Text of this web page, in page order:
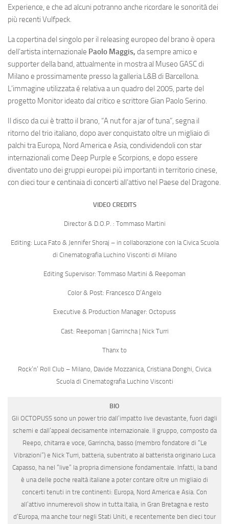
Experience, e che ad alcuni potranno anche ricordare le sonorità dei
più recenti Vulfpeck.
La copertina del singolo per il releasing europeo del brano è opera
dell’artista internazionale Paolo Maggis, da sempre amico e
supporter della band, attualmente in mostra al Museo GASC di
Milano e prossimamente presso la galleria L&B di Barcellona.
L’immagine utilizzata é relativa a un quadro del 2005, parte del
progetto Monitor ideato dal critico e scrittore Gian Paolo Serino.
Il disco da cui è tratto il brano, “A nut for a jar of tuna”, segna il
ritorno del trio italiano, dopo aver conquistato oltre un migliaio di
palchi tra Europa, Nord America e Asia, condividendoli con star
internazionali come Deep Purple e Scorpions, e dopo essere
diventato uno dei gruppi europei più importanti in territorio cinese,
con dieci tour e centinaia di concerti all’attivo nel Paese del Dragone.
VIDEO CREDITS
Director & D.O.P. : Tommaso Martini
Editing: Luca Fato & Jennifer Shoraj – in collaborazione con la Civica Scuola
di Cinematografia Luchino Visconti di Milano
Editing Supervisor: Tommaso Martini & Reepoman
Color & Post: Francesco D’Angelo
Executive & Production Manager: Octopuss
Cast: Reepoman | Garrincha | Nick Turri
Thanx to
Rock’n’ Roll Club – Milano, Davide Mozzanica, Cristiana Donghi, Civica
Scuola di Cinematografia Luchino Visconti
BIO
Gli OCTOPUSS sono un power trio dall’impatto live devastante, fuori dagli
schemi e dall’appeal decisamente internazionale. Il gruppo, composto da
Reepo, chitarra e voce, Garrincha, basso (membro fondatore di “Le
Vibrazioni”) e Nick Turri, batteria, subentrato al batterista originario Luca
Capasso, ha nel “live” la propria dimensione fondamentale. Infatti, la band
è una delle poche realtà italiane a poter contare oltre un migliaio di
concerti tenuti in tre continenti: Europa, Nord America e Asia. Con
all’attivo innumerevoli show in tutta Italia, in Gran Bretagna e resto
d’Europa, ma anche tour negli Stati Uniti, e recentemente ben dieci tour